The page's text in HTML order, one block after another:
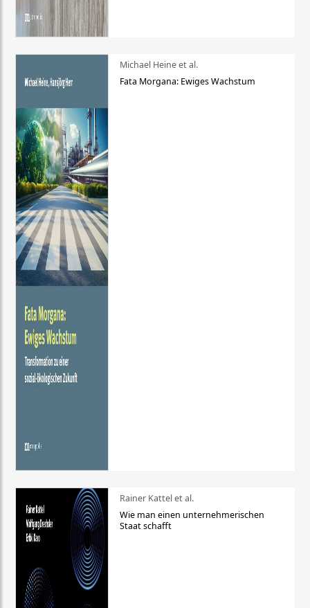
Michael Heine et al.
Fata Morgana: Ewiges Wachstum
Rainer Kattel et al.
Wie man einen unternehmerischen
Staat schafft